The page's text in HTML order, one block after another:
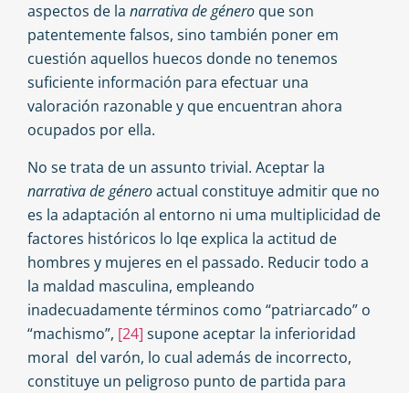
aspectos de la narrativa de género que son
patentemente falsos, sino también poner em
cuestión aquellos huecos donde no tenemos
suficiente información para efectuar una
valoración razonable y que encuentran ahora
ocupados por ella.
No se trata de un assunto trivial. Aceptar la
narrativa de géneroactual constituye admitir que no
es la adaptación al entorno ni uma multiplicidad de
factores históricos lo lqe explica la actitud de
hombres y mujeres en el passado. Reducir todo a
la maldad masculina, empleando
inadecuadamente términos como “patriarcado” o
“machismo”, [24] supone aceptar la inferioridad
moral del varón, lo cual además de incorrecto,
constituye un peligroso punto de partida para